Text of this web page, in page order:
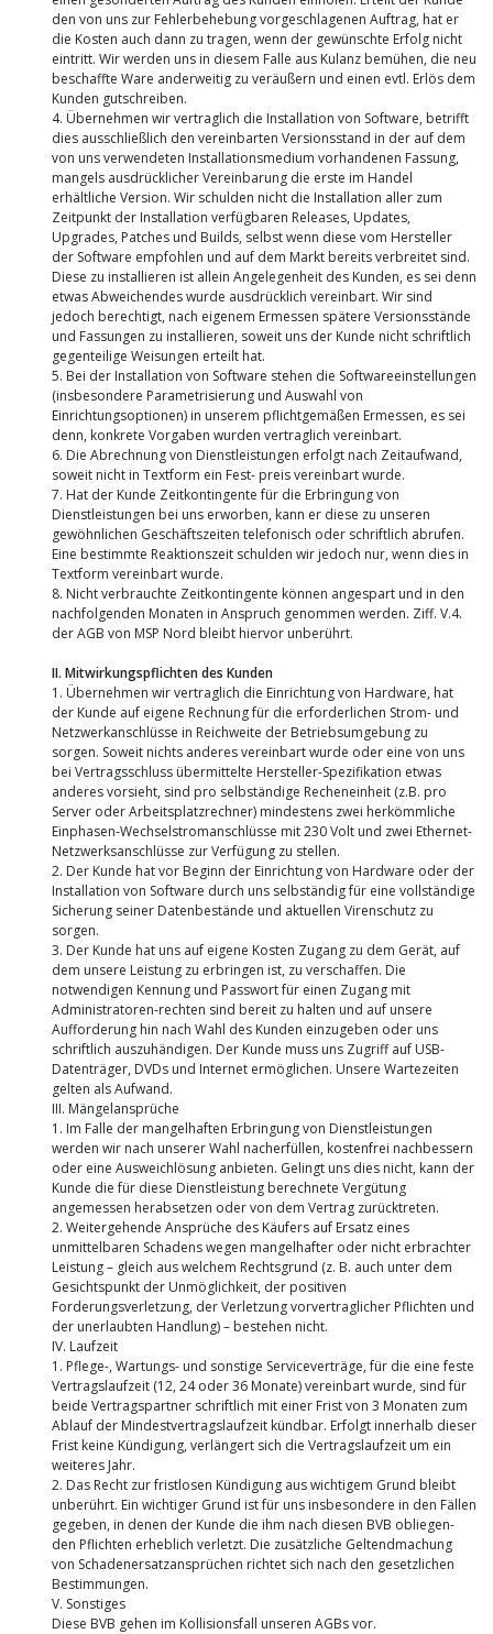
den von uns zur Fehlerbehebung vorgeschlagenen Auftrag, hat er
die Kosten auch dann zu tragen, wenn der gewünschte Erfolg nicht
eintritt. Wir werden uns in diesem Falle aus Kulanz bemühen, die neu
beschaffte Ware anderweitig zu veräußern und einen evtl. Erlös dem
Kunden gutschreiben.
4. Übernehmen wir vertraglich die Installation von Software, betrifft
dies ausschließlich den vereinbarten Versionsstand in der auf dem
von uns verwendeten Installationsmedium vorhandenen Fassung,
mangels ausdrücklicher Vereinbarung die erste im Handel
erhältliche Version. Wir schulden nicht die Installation aller zum
Zeitpunkt der Installation verfügbaren Releases, Updates,
Upgrades, Patches und Builds, selbst wenn diese vom Hersteller
der Software empfohlen und auf dem Markt bereits verbreitet sind.
Diese zu installieren ist allein Angelegenheit des Kunden, es sei denn
etwas Abweichendes wurde ausdrücklich vereinbart. Wir sind
jedoch berechtigt, nach eigenem Ermessen spätere Versionsstände
und Fassungen zu installieren, soweit uns der Kunde nicht schriftlich
gegenteilige Weisungen erteilt hat.
5. Bei der Installation von Software stehen die Softwareeinstellungen
(insbesondere Parametrisierung und Auswahl von
Einrichtungsoptionen) in unserem pflichtgemäßen Ermessen, es sei
denn, konkrete Vorgaben wurden vertraglich vereinbart.
6. Die Abrechnung von Dienstleistungen erfolgt nach Zeitaufwand,
soweit nicht in Textform ein Fest- preis vereinbart wurde.
7. Hat der Kunde Zeitkontingente für die Erbringung von
Dienstleistungen bei uns erworben, kann er diese zu unseren
gewöhnlichen Geschäftszeiten telefonisch oder schriftlich abrufen.
Eine bestimmte Reaktionszeit schulden wir jedoch nur, wenn dies in
Textform vereinbart wurde.
8. Nicht verbrauchte Zeitkontingente können angespart und in den
nachfolgenden Monaten in Anspruch genommen werden. Ziff. V.4.
der AGB von MSP Nord bleibt hiervor unberührt.
II. Mitwirkungspflichten des Kunden
1. Übernehmen wir vertraglich die Einrichtung von Hardware, hat
der Kunde auf eigene Rechnung für die erforderlichen Strom- und
Netzwerkanschlüsse in Reichweite der Betriebsumgebung zu
sorgen. Soweit nichts anderes vereinbart wurde oder eine von uns
bei Vertragsschluss übermittelte Hersteller-Spezifikation etwas
anderes vorsieht, sind pro selbständige Recheneinheit (z.B. pro
Server oder Arbeitsplatzrechner) mindestens zwei herkömmliche
Einphasen-Wechselstromanschlüsse mit 230 Volt und zwei Ethernet-
Netzwerksanschlüsse zur Verfügung zu stellen.
2. Der Kunde hat vor Beginn der Einrichtung von Hardware oder der
Installation von Software durch uns selbständig für eine vollständige
Sicherung seiner Datenbestände und aktuellen Virenschutz zu
sorgen.
3. Der Kunde hat uns auf eigene Kosten Zugang zu dem Gerät, auf
dem unsere Leistung zu erbringen ist, zu verschaffen. Die
notwendigen Kennung und Passwort für einen Zugang mit
Administratoren-rechten sind bereit zu halten und auf unsere
Aufforderung hin nach Wahl des Kunden einzugeben oder uns
schriftlich auszuhändigen. Der Kunde muss uns Zugriff auf USB-
Datenträger, DVDs und Internet ermöglichen. Unsere Wartezeiten
gelten als Aufwand.
III. Mängelansprüche
1. Im Falle der mangelhaften Erbringung von Dienstleistungen
werden wir nach unserer Wahl nacherfüllen, kostenfrei nachbessern
oder eine Ausweichlösung anbieten. Gelingt uns dies nicht, kann der
Kunde die für diese Dienstleistung berechnete Vergütung
angemessen herabsetzen oder von dem Vertrag zurücktreten.
2. Weitergehende Ansprüche des Käufers auf Ersatz eines
unmittelbaren Schadens wegen mangelhafter oder nicht erbrachter
Leistung – gleich aus welchem Rechtsgrund (z. B. auch unter dem
Gesichtspunkt der Unmöglichkeit, der positiven
Forderungsverletzung, der Verletzung vorvertraglicher Pflichten und
der unerlaubten Handlung) – bestehen nicht.
IV. Laufzeit
1. Pflege-, Wartungs- und sonstige Serviceverträge, für die eine feste
Vertragslaufzeit (12, 24 oder 36 Monate) vereinbart wurde, sind für
beide Vertragspartner schriftlich mit einer Frist von 3 Monaten zum
Ablauf der Mindestvertragslaufzeit kündbar. Erfolgt innerhalb dieser
Frist keine Kündigung, verlängert sich die Vertragslaufzeit um ein
weiteres Jahr.
2. Das Recht zur fristlosen Kündigung aus wichtigem Grund bleibt
unberührt. Ein wichtiger Grund ist für uns insbesondere in den Fällen
gegeben, in denen der Kunde die ihm nach diesen BVB obliegen-
den Pflichten erheblich verletzt. Die zusätzliche Geltendmachung
von Schadenersatzansprüchen richtet sich nach den gesetzlichen
Bestimmungen.
V. Sonstiges
Diese BVB gehen im Kollisionsfall unseren AGBs vor.